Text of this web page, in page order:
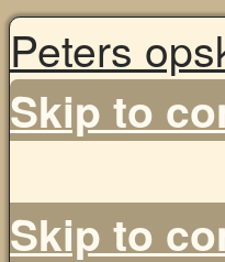
Peters
Skip to
Skip to